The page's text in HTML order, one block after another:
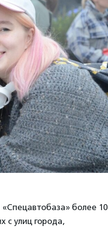
более 10
с улиц города,